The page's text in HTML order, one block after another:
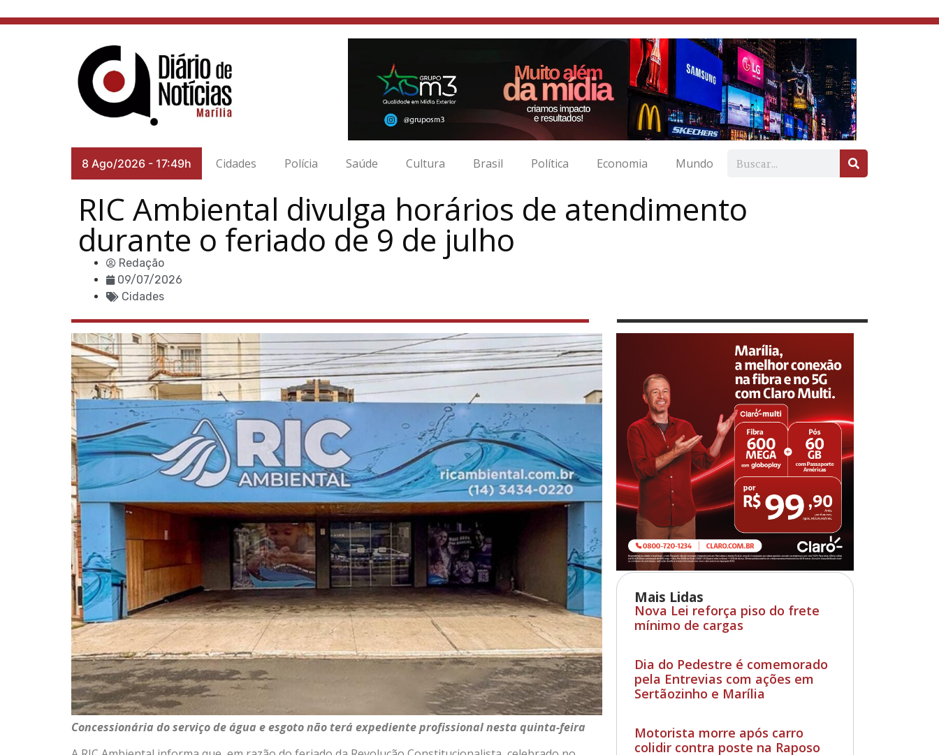
8 Ago/2026 - 17:49h Cidades Polícia Saúde Cultura Brasil Política Economia Mundo
RIC Ambiental divulga horários de atendimento
durante o feriado de 9 de julho
Redação
09/07/2026
Cidades
Mais Lidas
Nova Lei reforça piso do frete
mínimo de cargas
Dia do Pedestre é comemorado
pela Entrevias com ações em
Sertãozinho e Marília
Motorista morre após carro
colidir contra poste na Raposo
Concessionária do serviço de água e esgoto não terá expediente profissional nesta quinta-feira